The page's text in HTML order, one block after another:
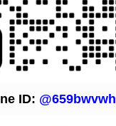
ne ID: @659bwvwh